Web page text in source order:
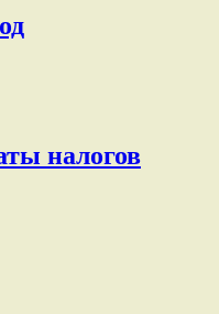
налогов